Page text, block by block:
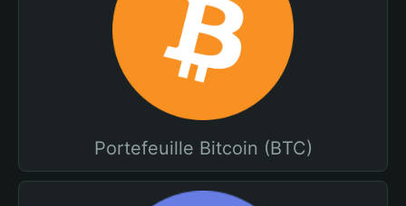
Portefeuille Bitcoin (BTC)